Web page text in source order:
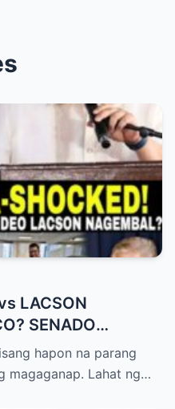
LACSON
SENADO
NA KINABAHAN
hapon na parang
magaganap. Lahat ng…